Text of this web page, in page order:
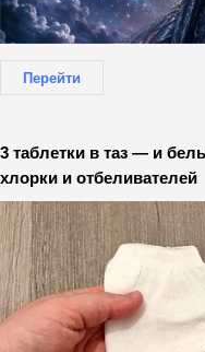
Перейти
3 таблетки в таз — и
хлорки и отбеливателей